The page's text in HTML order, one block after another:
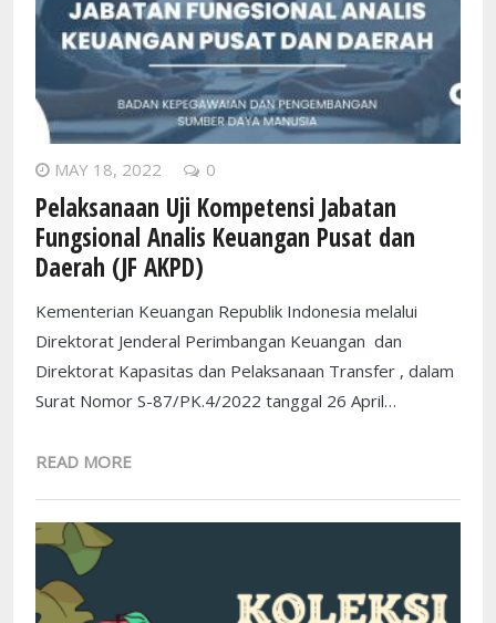
MAY 18, 2022 0
Pelaksanaan Uji Kompetensi Jabatan
Fungsional Analis Keuangan Pusat dan
Daerah (JF AKPD)
Kementerian Keuangan Republik Indonesia melalui
Direktorat Jenderal Perimbangan Keuangan dan
Direktorat Kapasitas dan Pelaksanaan Transfer , dalam
Surat Nomor S-87/PK.4/2022 tanggal 26 April…
READ MORE